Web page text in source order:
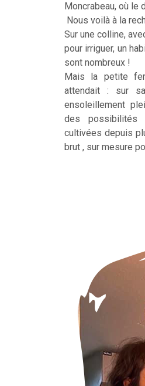
Moncrabeau, où le
Nous voilà à la
Sur une colline,
pour irriguer, un
sont nombreux !
Mais la petite
attendait : sur
ensoleillement
des possibilités
cultivées depuis
brut , sur mesure